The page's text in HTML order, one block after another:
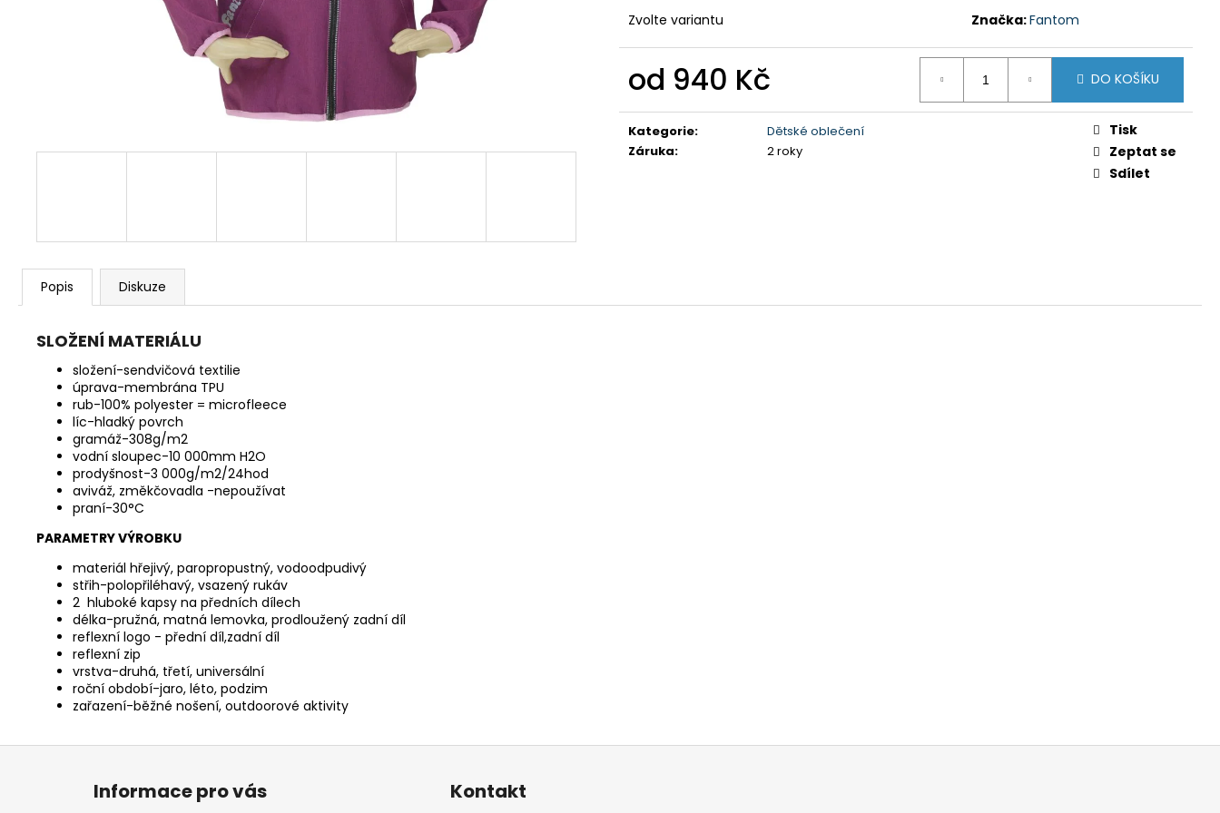
Zvolte variantu Značka:Fantom
od 940 Kč
cena:
DO KOŠÍKU
Kategorie:
Dětské oblečení
Záruka: 2 roky
Tisk
Zeptat se
Sdílet
Popis Diskuze
SLOŽENÍ MATERIÁLU
​složení-sendvičová textilie
úprava-membrána TPU
rub-100% polyester = microfleece
líc-hladký povrch
gramáž-308g/m2
vodní sloupec-10 000mm H2O
prodyšnost-3 000g/m2/24hod
aviváž, změkčovadla -nepoužívat
praní-30°C
PARAMETRY VÝROBKU
materiál hřejivý, paropropustný, vodoodpudivý
střih-polopřiléhavý, vsazený rukáv
2 hluboké kapsy na předních dílech
délka-pružná, matná lemovka, prodloužený zadní díl
reflexní logo - přední díl,zadní díl
reflexní zip
vrstva-druhá, třetí, universální
roční období-jaro, léto, podzim
zařazení-běžné nošení, outdoorové aktivity
MAC IN A SAC ORIGIN OCEAN BLUE
1 590 Kč
DÁMSKÉ BAVLNĚNÉ TRIKO GTS
TYRKYSOVÉ
299 Kč
Původně:
990 Kč
Původně:1 590 Kč
Z
Informace pro vás Kontakt